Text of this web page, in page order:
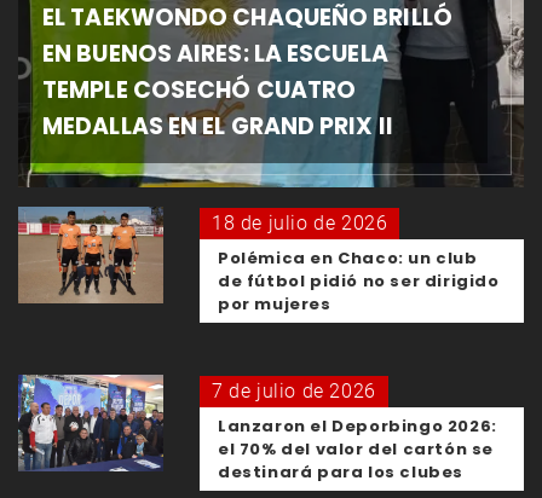
EL TAEKWONDO CHAQUEÑO BRILLÓ
EN BUENOS AIRES: LA ESCUELA
TEMPLE COSECHÓ CUATRO
MEDALLAS EN EL GRAND PRIX II
18 de julio de 2026
Polémica en Chaco: un club
de fútbol pidió no ser dirigido
por mujeres
7 de julio de 2026
Lanzaron el Deporbingo 2026:
el 70% del valor del cartón se
destinará para los clubes